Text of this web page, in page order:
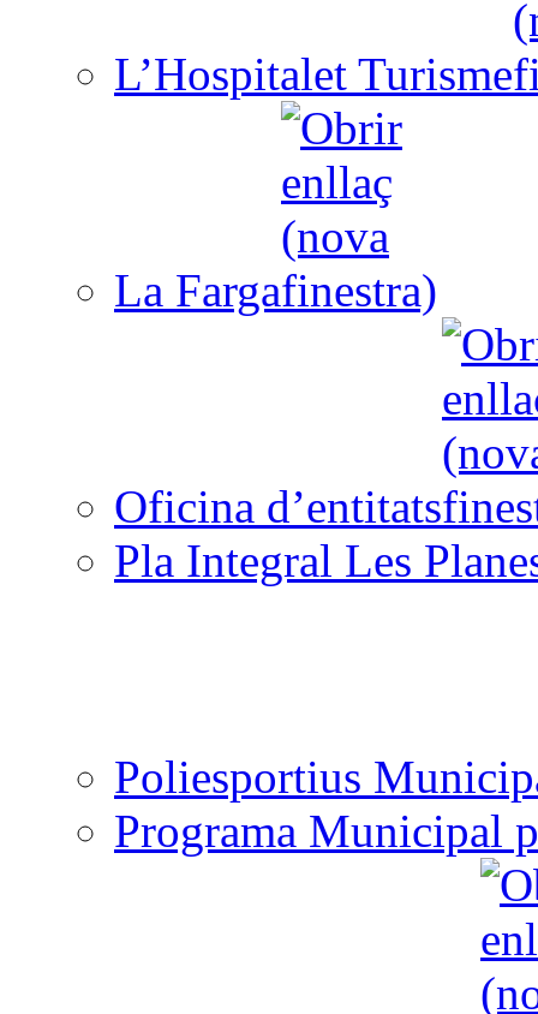
L’Hospitalet Turisme
La Farga
Oficina d’entitats
Pla Integral Les
Poliesportius
Programa Municipal